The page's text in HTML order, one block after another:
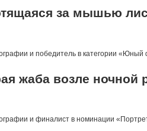
за мышью
и победитель в категории
жаба возле ночной
и финалист в номинации